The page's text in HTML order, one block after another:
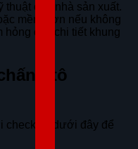
thuật của nhà sản xuất.
mềm hơn nếu không
hỏng các chi tiết khung
ôtô
checklist dưới đây để